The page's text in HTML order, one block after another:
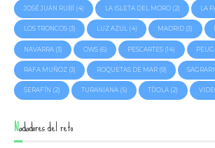
JOSÉ JUAN RUBÍ (4) LA ISLETA DEL MORO(2) LA
LOS TRONCOS(3) LUZ AZUL(4) MADRID (3)
NAVARRA(3) OWS(6) PESCARTES (14)
RAFA MUÑOZ(3) ROQUETAS DE MAR(9)
SERAFÍN (2) TURANIANA(5) TÍJOLA (2)
Nadadores del reto